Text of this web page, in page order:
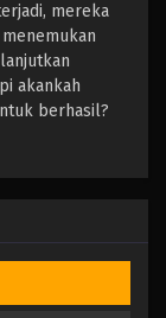
mereka
akankah
berhasil?